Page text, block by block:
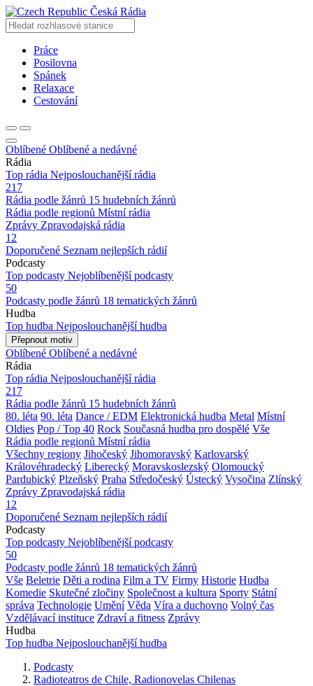
Česká Rádia
Práce
Posilovna
Spánek
Relaxace
Cestování
Oblíbené Oblíbené a nedávné
Rádia
Top rádia Nejposlouchanější rádia
217
Rádia podle žánrů 15 hudebních žánrů
Rádia podle regionů Místní rádia
Zprávy Zpravodajská rádia
12
Doporučené Seznam nejlepších rádií
Podcasty
Top podcasty Nejoblíbenější podcasty
50
Podcasty podle žánrů 18 tematických žánrů
Hudba
Top hudba Nejposlouchanější hudba
Přepnout motiv
Oblíbené Oblíbené a nedávné
Rádia
Top rádia Nejposlouchanější rádia
217
Rádia podle žánrů 15 hudebních žánrů
80. léta 90. léta Dance / EDM Elektronická hudba Metal Místní
Oldies Pop / Top 40 Rock Současná hudba pro dospělé Vše
Rádia podle regionů Místní rádia
Všechny regiony Jihočeský Jihomoravský Karlovarský
Královéhradecký Liberecký Moravskoslezský Olomoucký
Pardubický Plzeňský Praha Středočeský Ústecký Vysočina Zlínský
Zprávy Zpravodajská rádia
12
Doporučené Seznam nejlepších rádií
Podcasty
Top podcasty Nejoblíbenější podcasty
50
Podcasty podle žánrů 18 tematických žánrů
Vše Beletrie Děti a rodina Film a TV Firmy Historie Hudba
Komedie Skutečné zločiny Společnost a kultura Sporty Státní
správa Technologie Umění Věda Víra a duchovno Volný čas
Vzdělávací instituce Zdraví a fitness Zprávy
Hudba
Top hudba Nejposlouchanější hudba
Podcasty
Radioteatros de Chile, Radionovelas Chilenas